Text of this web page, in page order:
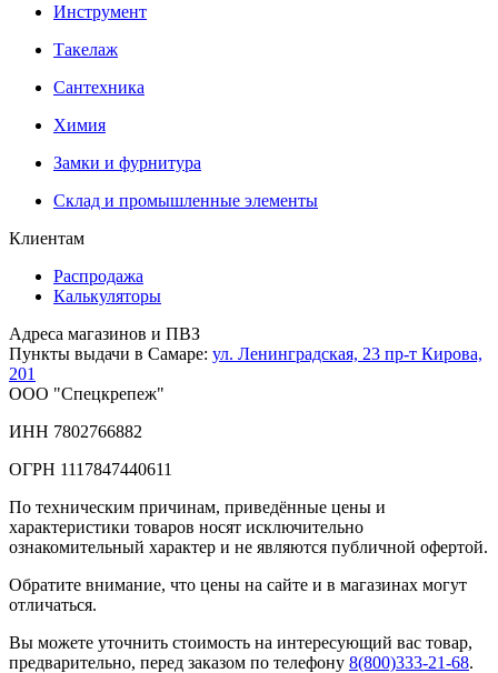
Инструмент
Такелаж
Сантехника
Химия
Замки и фурнитура
Склад и промышленные элементы
Клиентам
Распродажа
Калькуляторы
Адреса магазинов и ПВЗ
Пункты выдачи в Самаре: ул. Ленинградская, 23 пр-т Кирова,
201
ООО "Спецкрепеж"
ИНН 7802766882
ОГРН 1117847440611
По техническим причинам, приведённые цены и
характеристики товаров носят исключительно
ознакомительный характер и не являются публичной офертой.
Обратите внимание, что цены на сайте и в магазинах могут
отличаться.
Вы можете уточнить стоимость на интересующий вас товар,
предварительно, перед заказом по телефону 8(800)333-21-68.